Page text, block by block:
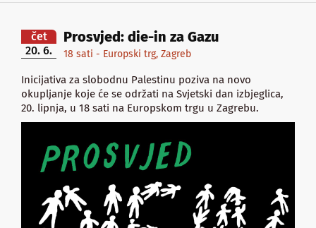
čet
20. 6.
Prosvjed: die-in za Gazu
18 sati - Europski trg, Zagreb
Inicijativa za slobodnu Palestinu poziva na novo
okupljanje koje će se održati na Svjetski dan izbjeglica,
20. lipnja, u 18 sati na Europskom trgu u Zagrebu.